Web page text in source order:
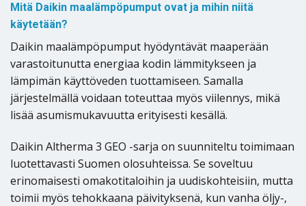
Mitä Daikin maalämpöpumput ovat ja mihin niitä
käytetään?
Daikin maalämpöpumput hyödyntävät maaperään
varastoitunutta energiaa kodin lämmitykseen ja
lämpimän käyttöveden tuottamiseen. Samalla
järjestelmällä voidaan toteuttaa myös viilennys, mikä
lisää asumismukavuutta erityisesti kesällä.
Daikin Altherma 3 GEO -sarja on suunniteltu toimimaan
luotettavasti Suomen olosuhteissa. Se soveltuu
erinomaisesti omakotitaloihin ja uudiskohteisiin, mutta
toimii myös tehokkaana päivityksenä, kun vanha öljy-,